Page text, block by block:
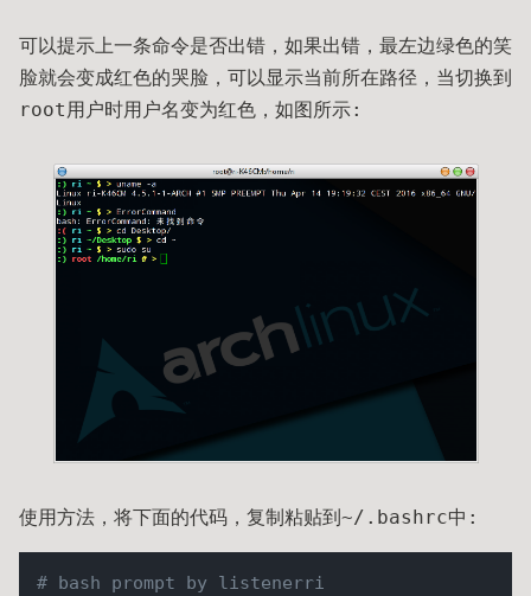
可以提示上一条命令是否出错，如果出错，最左边绿色的笑
脸就会变成红色的哭脸，可以显示当前所在路径，当切换到
root用户时用户名变为红色，如图所示:
使用方法，将下面的代码，复制粘贴到~/.bashrc中:
# bash prompt by listenerri